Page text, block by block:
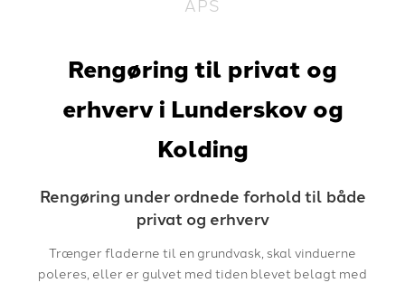
Rengøring til privat og
erhverv i Lunderskov og
Kolding
Rengøring under ordnede forhold til både
privat og erhverv
Trænger fladerne til en grundvask, skal vinduerne
poleres, eller er gulvet med tiden blevet belagt med